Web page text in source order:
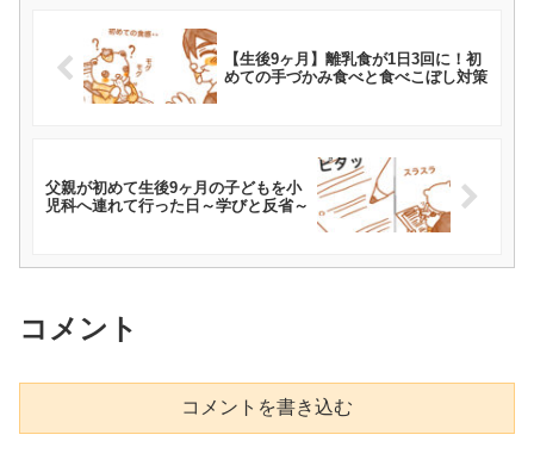
【生後9ヶ月】離乳食が1日3回に！初
めての手づかみ食べと食べこぼし対策
父親が初めて生後9ヶ月の子どもを小
児科へ連れて行った日～学びと反省～
コメント
コメントを書き込む